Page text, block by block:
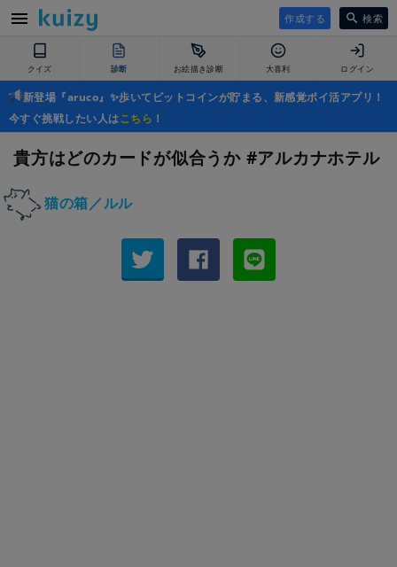
作成する 検索
クイズ 診断 お絵描き診断 大喜利 ログイン
新登場『aruco』✨歩いてビットコインが貯まる、新感覚ポイ活アプリ！
今すぐ挑戦したい人はこちら ！
貴方はどのカードが似合うか #アルカナホテル
猫の箱／ルル